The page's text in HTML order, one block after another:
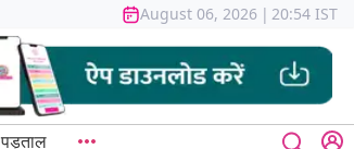
August 06, 2026 | 20:54 IST
पड़ताल